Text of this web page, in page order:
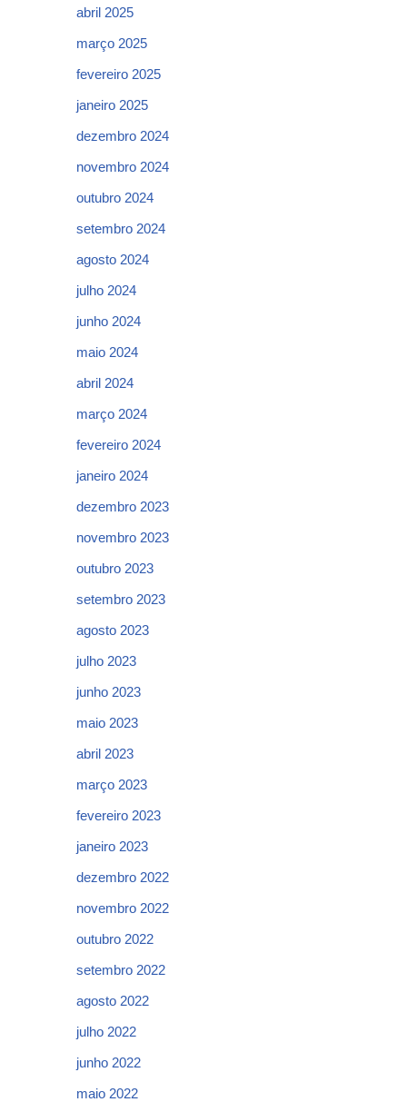
abril 2025
março 2025
fevereiro 2025
janeiro 2025
dezembro 2024
novembro 2024
outubro 2024
setembro 2024
agosto 2024
julho 2024
junho 2024
maio 2024
abril 2024
março 2024
fevereiro 2024
janeiro 2024
dezembro 2023
novembro 2023
outubro 2023
setembro 2023
agosto 2023
julho 2023
junho 2023
maio 2023
abril 2023
março 2023
fevereiro 2023
janeiro 2023
dezembro 2022
novembro 2022
outubro 2022
setembro 2022
agosto 2022
julho 2022
junho 2022
maio 2022